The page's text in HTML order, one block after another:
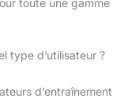
à
lorsque
type d’utilisateur ?
d’entraînement